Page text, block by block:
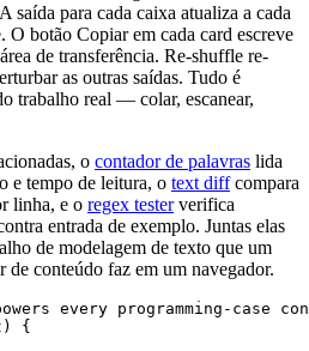
saída para cada caixa atualiza a cada
O botão Copiar em cada card escreve
de transferência. Re-shuffle re-
as outras saídas. Tudo é
trabalho real — colar, escanear,
o contador de palavras lida
e tempo de leitura, o text diffcompara
linha, e o regex testerverifica
entrada de exemplo. Juntas elas
de modelagem de texto que um
de conteúdo faz em um navegador.
every programming-case
{